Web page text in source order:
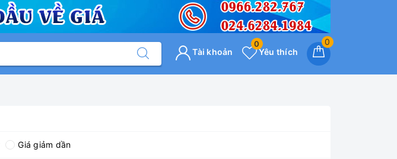
0
Yêu thích
0
Tài khoản
Giá giảm dần